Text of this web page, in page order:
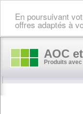
En poursuivant
offres adaptés à
AOC
Produits avec